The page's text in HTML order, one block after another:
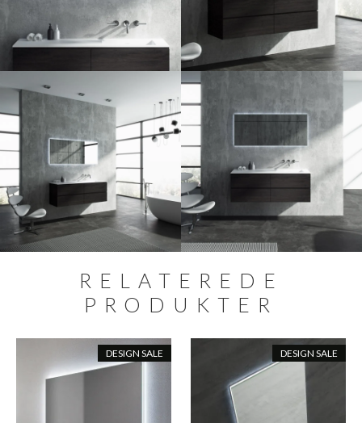
RELATEREDE
PRODUKTER
DESIGN SALE DESIGN SALE